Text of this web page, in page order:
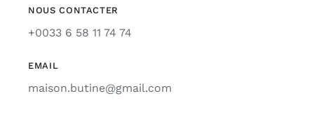
NOUS CONTACTER
+0033 6 58 11 74 74
EMAIL
maison.butine@gmail.com